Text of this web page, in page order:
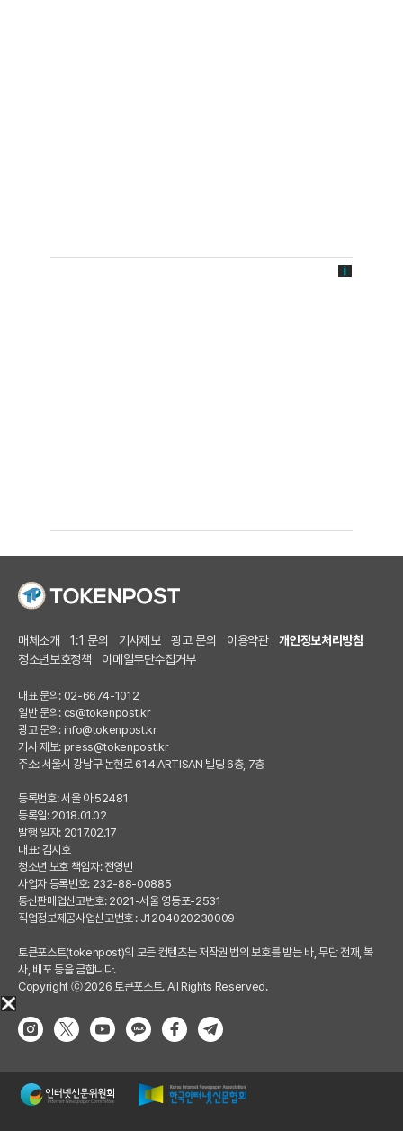
매체소개 1:1 문의 기사제보 광고 문의 이용약관
개인정보처리방침
청소년보호정책
이메일무단수집거부
대표 문의: 02-6674-1012
일반 문의: cs@tokenpost.kr
광고 문의: info@tokenpost.kr
기사 제보: press@tokenpost.kr
주소: 서울시 강남구 논현로 614 ARTISAN 빌딩 6층, 7층
등록번호: 서울 아 52481
등록일: 2018.01.02
발행 일자: 2017.02.17
대표: 김지호
청소년 보호 책임자: 전영빈
사업자 등록번호: 232-88-00885
통신판매업신고번호: 2021-서울 영등포-2531
직업정보제공사업신고번호 : J1204020230009
토큰포스트(tokenpost)의 모든 컨텐츠는 저작권 법의 보호를 받는 바, 무단 전재, 복
사, 배포 등을 금합니다.
Copyright ⓒ 2026 토큰포스트. All Rights Reserved.